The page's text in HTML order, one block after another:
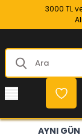
3000 TL
AYNI